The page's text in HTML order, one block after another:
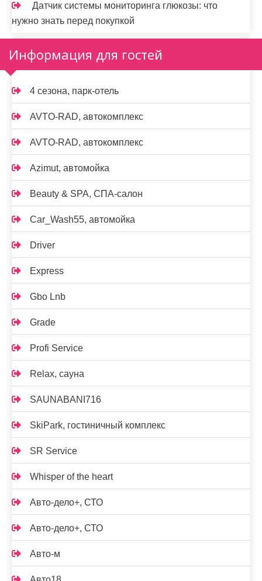
Датчик системы мониторинга глюкозы: что
нужно знать перед покупкой
Информация для гостей
4 сезона, парк-отель
AVTO-RAD, автокомплекс
AVTO-RAD, автокомплекс
Azimut, автомойка
Beauty & SPA, СПА-салон
Car_Wash55, автомойка
Driver
Express
Gbo Lnb
Grade
Profi Service
Relax, сауна
SAUNABANI716
SkiPark, гостиничный комплекс
SR Service
Whisper of the heart
Авто-дело+, СТО
Авто-дело+, СТО
Авто-м